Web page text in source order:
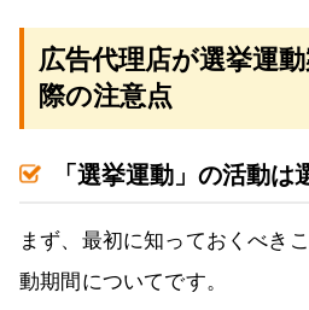
広告代理店が選挙運
際の注意点
「選挙運動」の活動
まず、最初に知っておくべき
動期間についてです。